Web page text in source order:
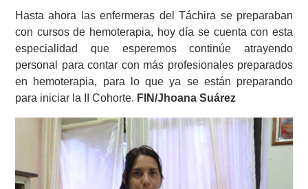
Hasta ahora las enfermeras del Táchira se preparaban
con cursos de hemoterapia, hoy día se cuenta con esta
especialidad que esperemos continúe atrayendo
personal para contar con más profesionales preparados
en hemoterapia, para lo que ya se están preparando
para iniciar la II Cohorte. FIN/Jhoana Suárez